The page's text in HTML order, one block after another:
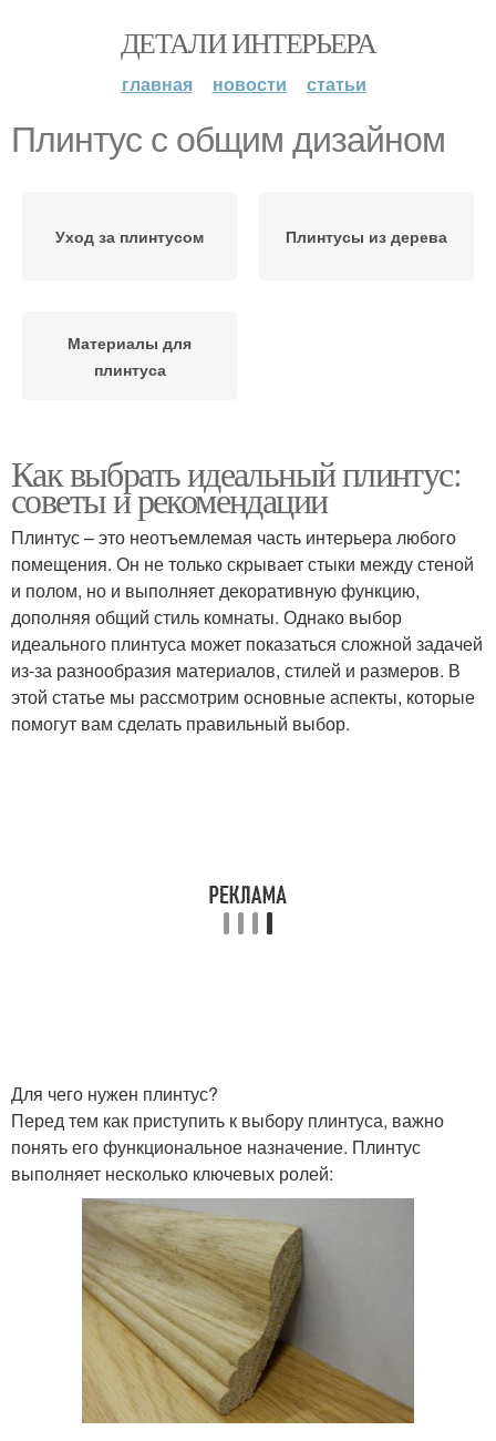
ДЕТАЛИ ИНТЕРЬЕРА
главная новости статьи
Плинтус с общим дизайном
Уход за плинтусом Плинтусы из дерева
Материалы для
плинтуса
Как выбрать идеальный плинтус:
советы и рекомендации
Плинтус – это неотъемлемая часть интерьера любого
помещения. Он не только скрывает стыки между стеной
и полом, но и выполняет декоративную функцию,
дополняя общий стиль комнаты. Однако выбор
идеального плинтуса может показаться сложной задачей
из-за разнообразия материалов, стилей и размеров. В
этой статье мы рассмотрим основные аспекты, которые
помогут вам сделать правильный выбор.
Для чего нужен плинтус?
Перед тем как приступить к выбору плинтуса, важно
понять его функциональное назначение. Плинтус
выполняет несколько ключевых ролей: